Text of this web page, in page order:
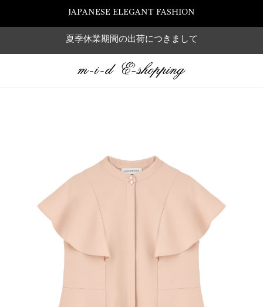
JAPANESE ELEGANT FASHION
夏季休業期間の出荷につきまして